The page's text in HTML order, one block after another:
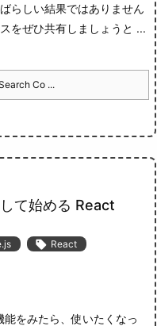
らしい結果ではありません
をぜひ共有しましょう と ...
Co ...
て始める React
 React
をみたら、使いたくなっ